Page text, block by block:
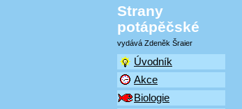
Strany
potápěčské
vydává Zdeněk Šraier
Úvodník
Akce
Biologie